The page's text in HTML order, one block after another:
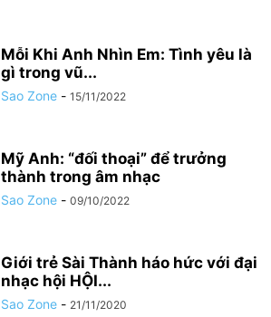
Mỗi Khi Anh Nhìn Em: Tình yêu là
gì trong vũ...
Sao Zone - 15/11/2022
Mỹ Anh: “đối thoại” để trưởng
thành trong âm nhạc
Sao Zone - 09/10/2022
Giới trẻ Sài Thành háo hức với đại
nhạc hội HỘI...
Sao Zone - 21/11/2020